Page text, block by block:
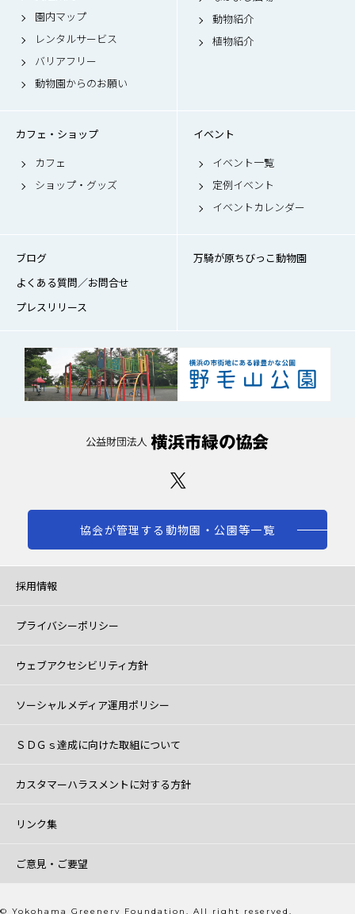
園内マップ
レンタルサービス
バリアフリー
動物園からのお願い
動物紹介
植物紹介
カフェ・ショップ
カフェ
ショップ・グッズ
イベント
イベント一覧
定例イベント
イベントカレンダー
ブログ
よくある質問／お問合せ
プレスリリース
万騎が原ちびっこ動物園
協会が管理する動物園・公園等一覧
採用情報
プライバシーポリシー
ウェブアクセシビリティ方針
ソーシャルメディア運用ポリシー
ＳＤＧｓ達成に向けた取組について
カスタマーハラスメントに対する方針
リンク集
ご意見・ご要望
© Yokohama Greenery Foundation. All right reserved.